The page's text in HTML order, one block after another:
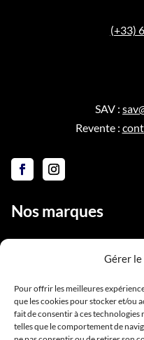
Gérer
Pour offrir les meilleures
que les cookies pour stocker et/ou
fait de consentir à ces
telles que le comportement de
(+33)
SAV :
Revente :
Nos marques